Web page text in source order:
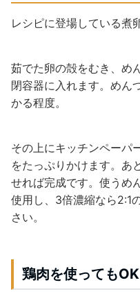
レシピに登場している煮
茹でた卵の殻をむき、め
閉容器に入れます。めん
かる程度。
その上にキッチンペーパ
をたっぷりかけます。あ
せれば完成です。使うめ
使用し、3倍濃縮なら2:1
さい。
鶏肉を使ってもOK